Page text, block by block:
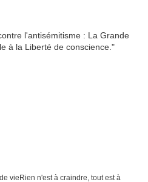
vieRien n'est à craindre, tout est à